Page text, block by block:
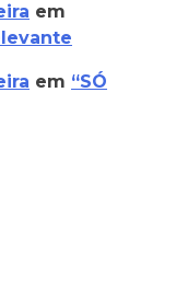
em
em “SÓ